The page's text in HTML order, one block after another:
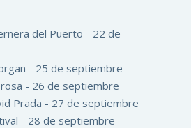
del Puerto - 22 de
- 25 de septiembre
- 26 de septiembre
Prada - 27 de septiembre
- 28 de septiembre